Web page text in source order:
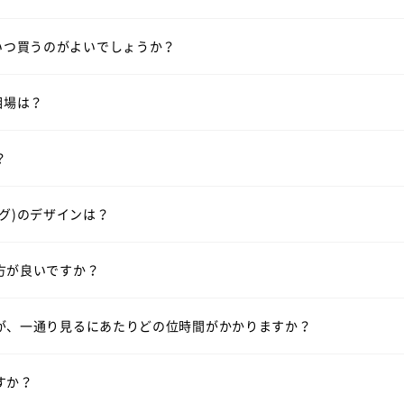
買うのがよいでしょうか？
は？
ベット・数字などを刻印できます。（無料）
)のデザインは？
良いですか？
にご案内させて頂きます。
一通り見るにあたりどの位時間がかかりますか？
か？
す。